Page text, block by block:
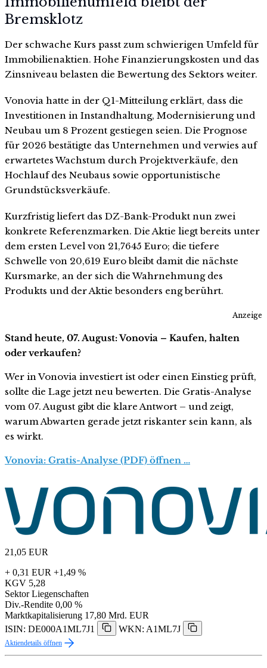
Bremsklotz
Der schwache Kurs passt zum schwierigen Umfeld für
Immobilienaktien. Hohe Finanzierungskosten und das
Zinsniveau belasten die Bewertung des Sektors weiter.
Vonovia hatte in der Q1-Mitteilung erklärt, dass die
Investitionen in Instandhaltung, Modernisierung und
Neubau um 8 Prozent gestiegen seien. Die Prognose
für 2026 bestätigte das Unternehmen und verwies auf
erwartetes Wachstum durch Projektverkäufe, den
Hochlauf des Neubaus sowie opportunistische
Grundstücksverkäufe.
Kurzfristig liefert das DZ-Bank-Produkt nun zwei
konkrete Referenzmarken. Die Aktie liegt bereits unter
dem ersten Level von 21,7645 Euro; die tiefere
Schwelle von 20,619 Euro bleibt damit die nächste
Kursmarke, an der sich die Wahrnehmung des
Produkts und der Aktie besonders eng berührt.
Anzeige
Stand heute, 07. August: Vonovia – Kaufen, halten
oder verkaufen?
Wer in Vonovia investiert ist oder einen Einstieg prüft,
sollte die Lage jetzt neu bewerten. Die Gratis-Analyse
vom 07. August gibt die klare Antwort – und zeigt,
warum Abwarten gerade jetzt riskanter sein kann, als
es wirkt.
Vonovia: Gratis-Analyse (PDF) öffnen …
21,05 EUR
+ 0,31 EUR +1,49 %
KGV 5,28
Sektor Liegenschaften
Div.-Rendite 0,00 %
Marktkapitalisierung 17,80 Mrd. EUR
ISIN: DE000A1ML7J1
WKN: A1ML7J
Aktiendetails öffnen